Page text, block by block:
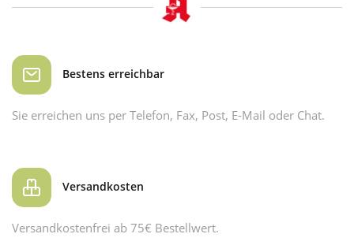
Bestens erreichbar
Sie erreichen uns per Telefon, Fax, Post, E-Mail oder Chat.
Versandkosten
Versandkostenfrei ab 75€ Bestellwert.